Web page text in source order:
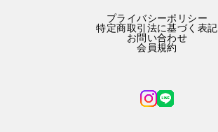
プライバシーポリシー
特定商取引法に基づく表記
お問い合わせ
会員規約